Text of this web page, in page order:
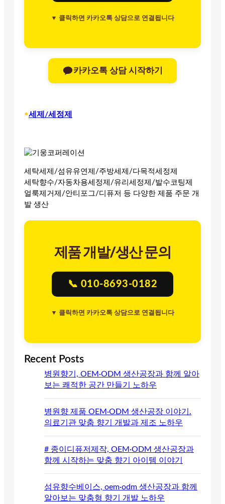
▼ 클릭하면 카카오톡 상담으로 연결됩니다
카카오톡 상담 시작하기
•세제/세정제
세탁세제/섬유유연제/주방세제/다목적세정제
세탁향수/자동차용세정제/유리세정제/발수코팅제
얼룩제거제/안티포그/디퓨저 등 다양한 제품 주문 개
발 생산
제품 개발/생산 문의
📞 010-8693-0182
▼ 클릭하면 카카오톡 상담으로 연결됩니다
Recent Posts
병원향기, OEM·ODM 생산공장과 함께 알아
보는 쾌적한 공간 만들기 노하우
병원향 제품 OEM·ODM 생산공장 이야기.
의료기관 맞춤 향기 개발과 제조 노하우
# 종이디퓨저제작, OEM·ODM 생산공장과
함께 시작하는 맞춤 향기 아이템 이야기
섬유향수베이스, oem·odm 생산공장과 함께
알아보는 맞춤형 향기 개발 노하우